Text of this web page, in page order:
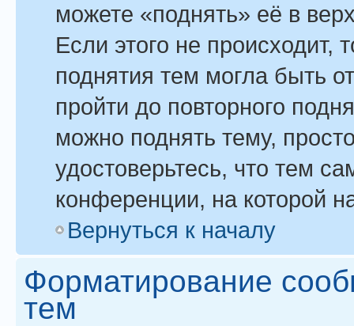
можете «поднять» её в
Если этого не происходит,
поднятия тем могла быть
пройти до повторного
можно поднять тему,
удостоверьтесь, что тем
конференции, на которой
Вернуться к началу
Форматирование
тем